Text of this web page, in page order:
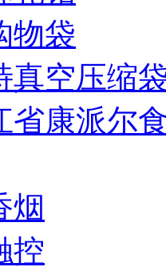
物袋
真空压缩
省康派尔
烟
控